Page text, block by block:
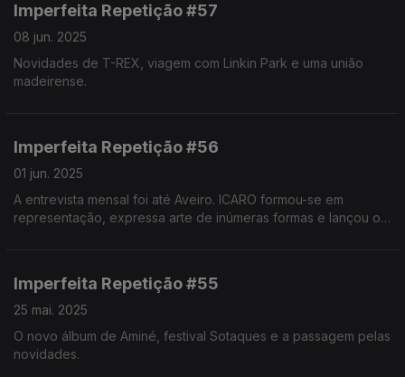
Imperfeita Repetição #57
08 jun. 2025
Novidades de T-REX, viagem com Linkin Park e uma união
madeirense.
Imperfeita Repetição #56
01 jun. 2025
A entrevista mensal foi até Aveiro. ICARO formou-se em
representação, expressa arte de inúmeras formas e lançou o
Imperfeita Repetição #55
25 mai. 2025
O novo álbum de Aminé, festival Sotaques e a passagem pelas
novidades.